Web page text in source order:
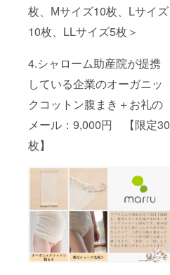
枚、Мサイズ10枚、Lサイズ
10枚、LLサイズ5枚＞
4.シャローム助産院が提携
している企業のオーガニッ
クコットン腹まき＋お礼の
メール：9,000円 【限定30
枚】